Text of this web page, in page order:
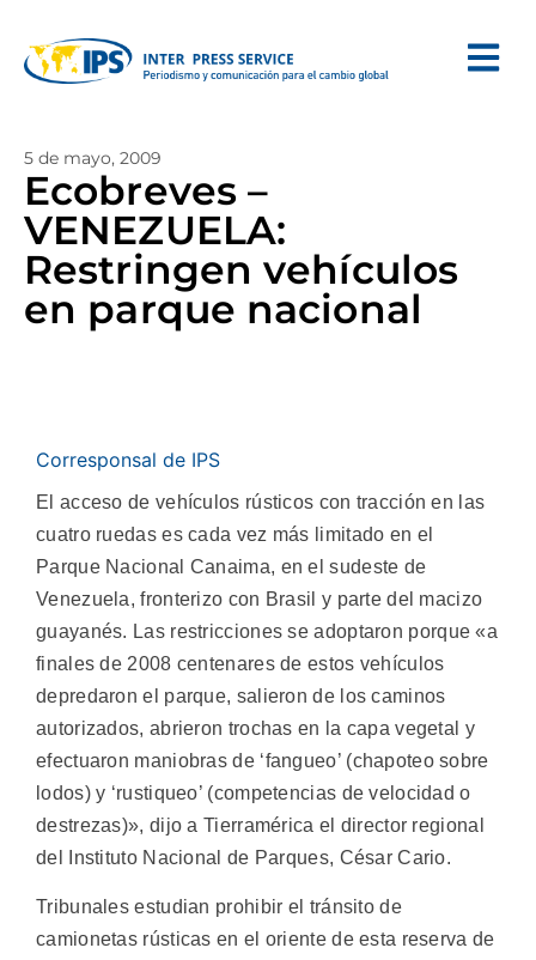
5 de mayo, 2009
Ecobreves –
VENEZUELA:
Restringen vehículos
en parque nacional
Corresponsal de IPS
El acceso de vehículos rústicos con tracción en las
cuatro ruedas es cada vez más limitado en el
Parque Nacional Canaima, en el sudeste de
Venezuela, fronterizo con Brasil y parte del macizo
guayanés. Las restricciones se adoptaron porque «a
finales de 2008 centenares de estos vehículos
depredaron el parque, salieron de los caminos
autorizados, abrieron trochas en la capa vegetal y
efectuaron maniobras de ‘fangueo’ (chapoteo sobre
lodos) y ‘rustiqueo’ (competencias de velocidad o
destrezas)», dijo a Tierramérica el director regional
del Instituto Nacional de Parques, César Cario.
Tribunales estudian prohibir el tránsito de
camionetas rústicas en el oriente de esta reserva de